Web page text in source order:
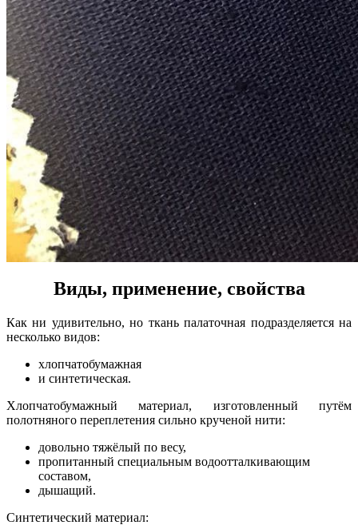
Виды, применение, свойства
Как ни удивительно, но ткань палаточная подразделяется на
несколько видов:
хлопчатобумажная
и синтетическая.
Хлопчатобумажный материал, изготовленный путём
полотняного переплетения сильно крученой нити:
довольно тяжёлый по весу,
пропитанный специальным водоотталкивающим
составом,
дышащий.
Синтетический материал: